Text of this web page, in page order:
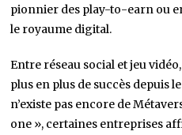
pionnier des play-to-earn ou
le royaume digital.
Entre réseau social et jeu
plus en plus de succès depuis
n’existe pas encore de
one », certaines entreprises